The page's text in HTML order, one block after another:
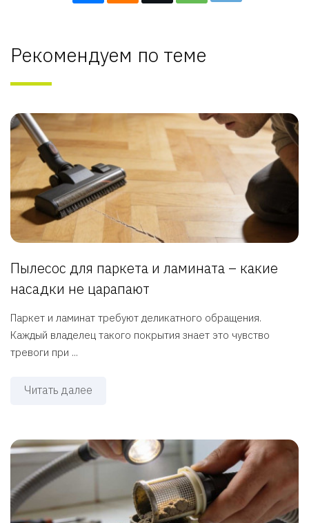
Рекомендуем по теме
Пылесос для паркета и ламината – какие
насадки не царапают
Паркет и ламинат требуют деликатного обращения.
Каждый владелец такого покрытия знает это чувство
тревоги при ...
Читать далее